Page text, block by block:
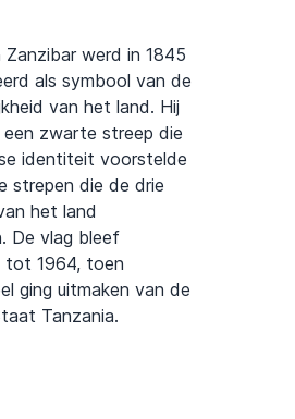
Zanzibar werd in 1845
als symbool van de
van het land. Hij
zwarte streep die
identiteit voorstelde
strepen die de drie
het land
De vlag bleef
tot 1964, toen
ging uitmaken van de
Tanzania.